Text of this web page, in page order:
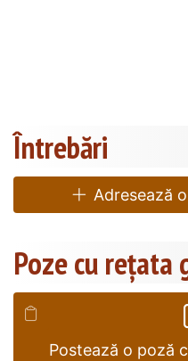
Întrebări
Adresează
Poze cu rețata
Postează o poză